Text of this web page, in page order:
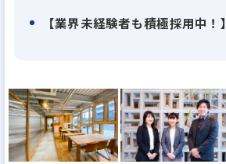
【業界未経験者も積極採用中！】